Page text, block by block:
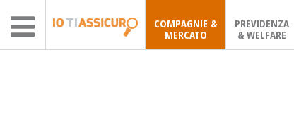
COMPAGNIE &
MERCATO
PREVIDENZA
& WELFARE